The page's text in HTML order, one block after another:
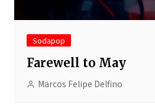
Sodapop
Farewell to May
Marcos Felipe Delfino